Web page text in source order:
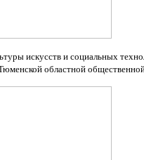
искусств и социальных
областной